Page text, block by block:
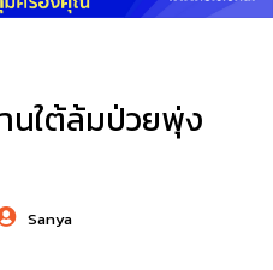
นใต้ล้มป่วยพุ่ง
Sanya